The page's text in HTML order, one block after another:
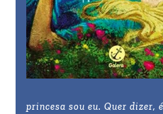
princesa sou eu. Quer dizer,